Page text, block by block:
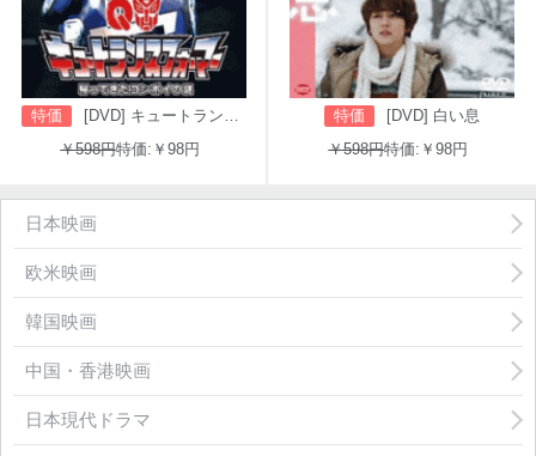
特価
[DVD] キュートランスフォーマー 帰ってきたコンボイの謎
￥598円特価:￥98円
特価
[DVD] 白い息
￥598円特価:￥98円
日本映画
欧米映画
韓国映画
中国・香港映画
日本現代ドラマ